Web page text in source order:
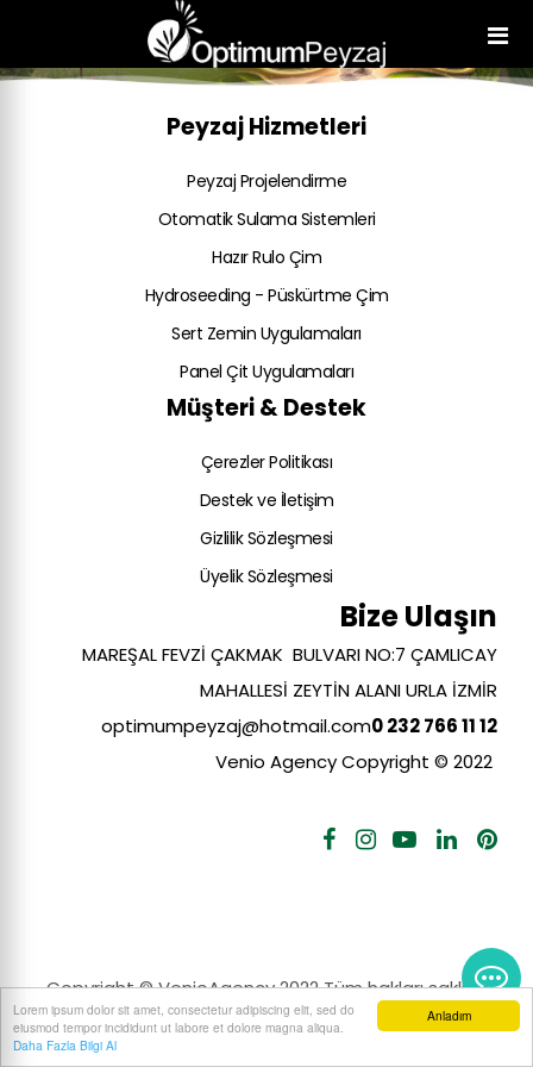
Anladım
Lorem ipsum dolor sit amet, consectetur adipiscing elit, sed do
eiusmod tempor incididunt ut labore et dolore magna aliqua.
Daha Fazla Bilgi Al
Peyzaj Hizmetleri
Peyzaj Projelendirme
Otomatik Sulama Sistemleri
Hazır Rulo Çim
Hydroseeding - Püskürtme Çim
Sert Zemin Uygulamaları
Panel Çit Uygulamaları
Müşteri & Destek
Çerezler Politikası
Destek ve İletişim
Gizlilik Sözleşmesi
Üyelik Sözleşmesi
Bize Ulaşın
MAREŞAL FEVZİ ÇAKMAK BULVARI NO:7 ÇAMLICAY
MAHALLESİ ZEYTİN ALANI URLA İZMİR
optimumpeyzaj@hotmail.com​0 232 766 11 12
Venio Agency Copyright © 2022
Copyright © VenioAgency 2022 Tüm hakları saklıdır